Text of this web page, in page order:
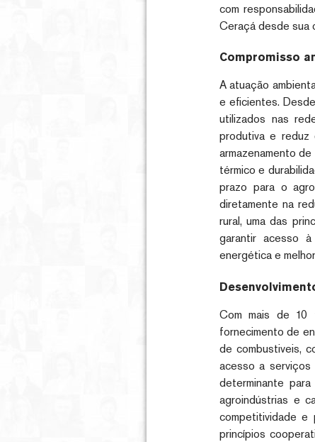
com
Ceraçá desde sua
Compromisso
A atuação
e eficientes.
utilizados nas
produtiva e
armazenamento
térmico e
prazo para o
diretamente na
rural, uma das
garantir acesso
energética e
Com mais de 10
fornecimento de
de combustiveis,
acesso a serviços
determinante
agroindústrias e
competitividade e
princípios